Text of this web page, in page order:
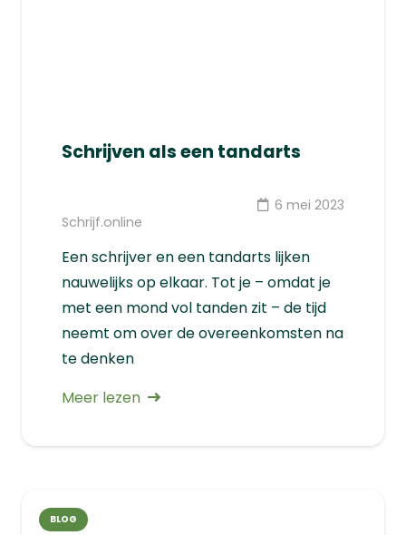
Schrijven als een tandarts
Schrijf.online
6 mei 2023
Een schrijver en een tandarts lijken
nauwelijks op elkaar. Tot je – omdat je
met een mond vol tanden zit – de tijd
neemt om over de overeenkomsten na
te denken
Meer lezen
BLOG